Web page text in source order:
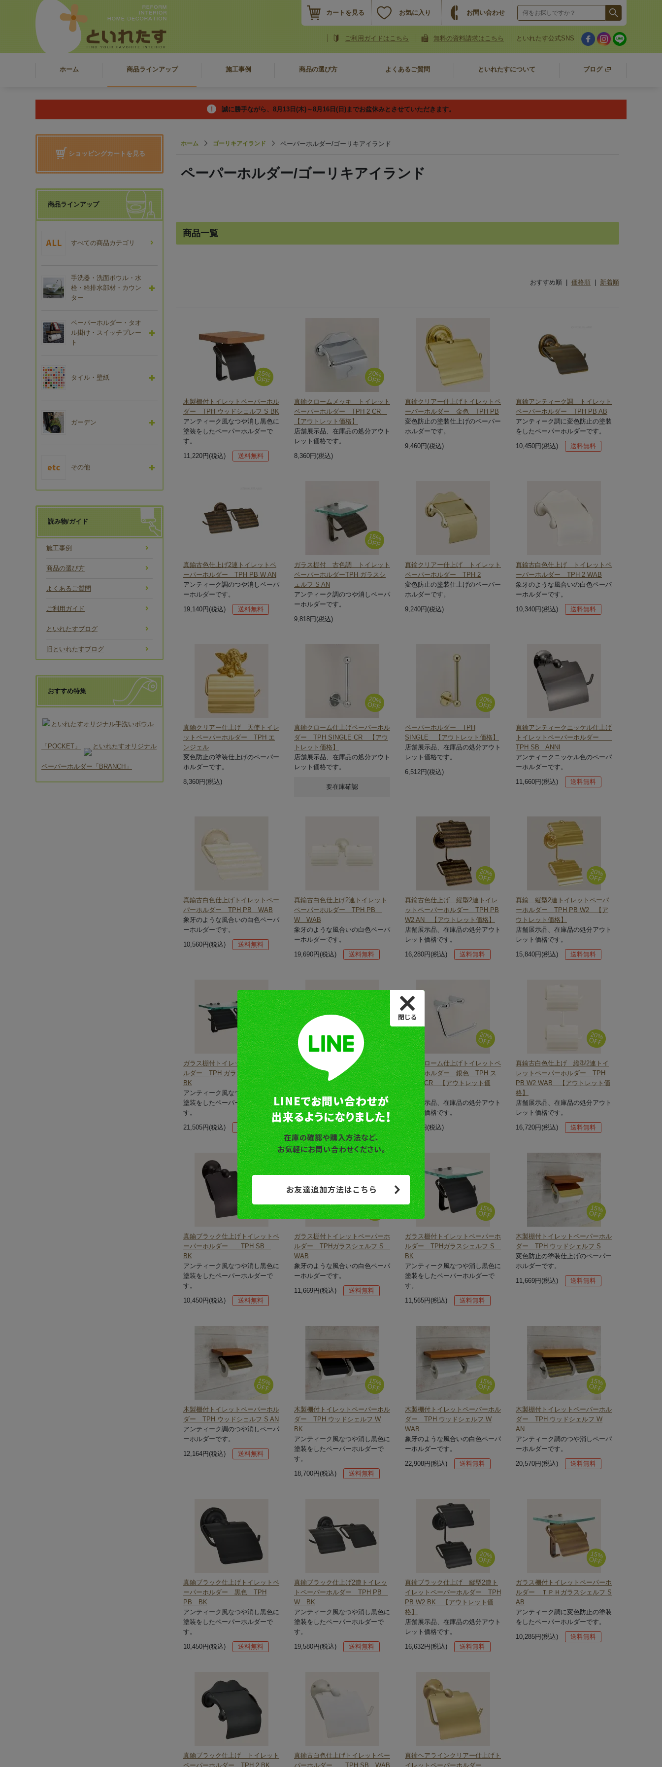
カートを見る お気に入り お問い合わせ
ご利用ガイドはこちら 無料の資料請求はこちら といれたす公式SNS
ホーム 商品ラインアップ 施工事例 商品の選び方 よくあるご質問 といれたすについて ブログ
誠に勝手ながら、8月13日(木)～8月16日(日)までお盆休みとさせていただきます。
ホーム ゴーリキアイランド ペーパーホルダー/ゴーリキアイランド
ペーパーホルダー/ゴーリキアイランド
商品一覧
おすすめ順 | 価格順 新着順
15%
OFF
木製棚付トイレットペーパーホル
ダー TPH ウッドシェルフ S BK
アンティーク風なつや消し黒色に
塗装をしたペーパーホルダーで
す。
11,220円(税込)
送料無料
20%
OFF
真鍮クロームメッキ トイレット
ペーパーホルダー TPH 2 CR
【アウトレット価格】
店舗展示品、在庫品の処分アウト
レット価格です。
8,360円(税込)
真鍮クリアー仕上げトイレットペ
ーパーホルダー 金色 TPH PB
変色防止の塗装仕上げのペーパー
ホルダーです。
9,460円(税込)
真鍮アンティーク調 トイレット
ペーパーホルダー TPH PB AB
アンティーク調に変色防止の塗装
をしたペーパーホルダーです。
10,450円(税込)
送料無料
真鍮古色仕上げ2連トイレットペ
ーパーホルダー TPH PB W AN
アンティーク調のつや消しペーパ
ーホルダーです。
19,140円(税込)
送料無料
15%
OFF
ガラス棚付 古色調 トイレット
ペーパーホルダーTPH ガラスシ
ェルフ S AN
アンティーク調のつや消しペーパ
ーホルダーです。
9,818円(税込)
真鍮クリアー仕上げ トイレット
ペーパーホルダー TPH 2
変色防止の塗装仕上げのペーパー
ホルダーです。
9,240円(税込)
真鍮古白色仕上げ トイレットペ
ーパーホルダー TPH 2 WAB
象牙のような風合いの白色ペーパ
ーホルダーです。
10,340円(税込)
送料無料
真鍮クリアー仕上げ 天使トイレ
ットペーパーホルダー TPH エ
ンジェル
変色防止の塗装仕上げのペーパー
ホルダーです。
8,360円(税込)
20%
OFF
真鍮クローム仕上げペーパーホル
ダー TPH SINGLE CR 【アウ
トレット価格】
店舗展示品、在庫品の処分アウト
レット価格です。
要在庫確認
20%
OFF
ペーパーホルダー TPH
SINGLE 【アウトレット価格】
店舗展示品、在庫品の処分アウト
レット価格です。
6,512円(税込)
真鍮アンティークニッケル仕上げ
トイレットペーパーホルダー
TPH SB ANNI
アンティークニッケル色のペーパ
ーホルダーです。
11,660円(税込)
送料無料
真鍮古白色仕上げトイレットペー
パーホルダー TPH PB WAB
象牙のような風合いの白色ペーパ
ーホルダーです。
10,560円(税込)
送料無料
真鍮古白色仕上げ2連トイレット
ペーパーホルダー TPH PB
W WAB
象牙のような風合いの白色ペーパ
ーホルダーです。
19,690円(税込)
送料無料
20%
OFF
真鍮古色仕上げ 縦型2連トイレ
ットペーパーホルダー TPH PB
W2 AN 【アウトレット価格】
店舗展示品、在庫品の処分アウト
レット価格です。
16,280円(税込)
送料無料
20%
OFF
真鍮 縦型2連トイレットペーパ
ーホルダー TPH PB W2 【ア
ウトレット価格】
店舗展示品、在庫品の処分アウト
レット価格です。
15,840円(税込)
送料無料
15%
OFF
ガラス棚付トイレットペーパーホ
ルダー TPH ガラスシェルフ W
BK
アンティーク風なつや消し黒色に
塗装をしたペーパーホルダーで
す。
21,505円(税込)
送料無料
15%
OFF
ガラス棚付トイレットペーパーホ
ルダー TPH ガラスシェルフ W
PBL
廃版品のため店舗在庫分のみの販
売になります。
要在庫確認
20%
OFF
真鍮クローム仕上げトイレットペ
ーパーホルダー 銀色 TPH ス
リム CR 【アウトレット価
格】
店舗展示品、在庫品の処分アウト
レット価格です。
7,304円(税込)
20%
OFF
真鍮古白色仕上げ 縦型2連トイ
レットペーパーホルダー TPH
PB W2 WAB 【アウトレット価
格】
店舗展示品、在庫品の処分アウト
レット価格です。
16,720円(税込)
送料無料
真鍮ブラック仕上げトイレットペ
ーパーホルダー TPH SB
BK
アンティーク風なつや消し黒色に
塗装をしたペーパーホルダーで
す。
10,450円(税込)
送料無料
15%
OFF
ガラス棚付トイレットペーパーホ
ルダー TPHガラスシェルフ S
WAB
象牙のような風合いの白色ペーパ
ーホルダーです。
11,669円(税込)
送料無料
15%
OFF
ガラス棚付トイレットペーパーホ
ルダー TPHガラスシェルフ S
BK
アンティーク風なつや消し黒色に
塗装をしたペーパーホルダーで
す。
11,565円(税込)
送料無料
15%
OFF
木製棚付トイレットペーパーホル
ダー TPH ウッドシェルフ S
変色防止の塗装仕上げのペーパー
ホルダーです。
11,669円(税込)
送料無料
15%
OFF
木製棚付トイレットペーパーホル
ダー TPH ウッドシェルフ S AN
アンティーク調のつや消しペーパ
ーホルダーです。
12,164円(税込)
送料無料
15%
OFF
木製棚付トイレットペーパーホル
ダー TPH ウッドシェルフ W
BK
アンティーク風なつや消し黒色に
塗装をしたペーパーホルダーで
す。
18,700円(税込)
送料無料
15%
OFF
木製棚付トイレットペーパーホル
ダー TPH ウッドシェルフ W
WAB
象牙のような風合いの白色ペーパ
ーホルダーです。
22,908円(税込)
送料無料
15%
OFF
木製棚付トイレットペーパーホル
ダー TPH ウッドシェルフ W
AN
アンティーク調のつや消しペーパ
ーホルダーです。
20,570円(税込)
送料無料
真鍮ブラック仕上げトイレットペ
ーパーホルダー 黒色 TPH
PB BK
アンティーク風なつや消し黒色に
塗装をしたペーパーホルダーで
す。
10,450円(税込)
送料無料
真鍮ブラック仕上げ2連トイレッ
トペーパーホルダー TPH PB
W BK
アンティーク風なつや消し黒色に
塗装をしたペーパーホルダーで
す。
19,580円(税込)
送料無料
20%
OFF
真鍮ブラック仕上げ 縦型2連ト
イレットペーパーホルダー TPH
PB W2 BK 【アウトレット価
格】
店舗展示品、在庫品の処分アウト
レット価格です。
16,632円(税込)
送料無料
15%
OFF
ガラス棚付トイレットペーパーホ
ルダー ＴＰＨガラスシェルフ S
AB
アンティーク調に変色防止の塗装
をしたペーパーホルダーです。
10,285円(税込)
送料無料
真鍮ブラック仕上げ トイレット
ペーパーホルダー TPH 2 BK
真鍮古白色仕上げトイレットペー
パーホルダー TPH SB WAB
真鍮ヘアラインクリアー仕上げト
イレットペーパーホルダー
ショッピングカートを見る
商品ラインアップ
すべての商品カテゴリ
手洗器・洗面ボウル・水
栓・給排水部材・カウン
ター
ペーパーホルダー・タオ
ル掛け・スイッチプレー
ト
タイル・壁紙
ガーデン
その他
読み物/ガイド
施工事例
商品の選び方
よくあるご質問
ご利用ガイド
といれたすブログ
旧といれたすブログ
おすすめ特集
といれたすオリジナル手洗いボウル
「POCKET」 といれたすオリジナル
ペーパーホルダー「BRANCH」